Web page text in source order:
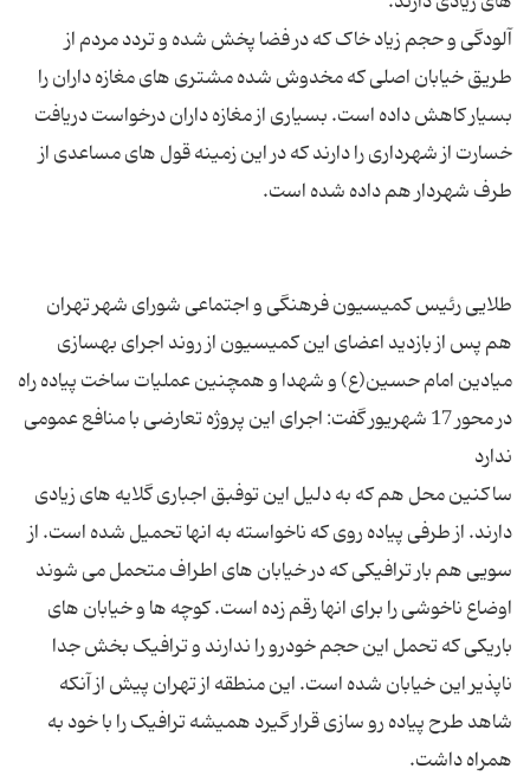
آلودگی و حجم زیاد خاک که در فضا پخش شده و تردد مردم از
طریق خیابان اصلی که مخدوش شده مشتری های مغازه داران را
بسیار کاهش داده است. بسیاری از مغازه داران درخواست دریافت
خسارت از شهرداری را دارند که در این زمینه قول های مساعدی از
طلایی رئیس کمیسیون فرهنگی و اجتماعی شورای شهر تهران
هم پس از بازدید اعضای این کمیسیون از روند اجرای بهسازی
میادین امام حسین(ع) و شهدا و همچنین عملیات ساخت پیاده راه
در محور 17 شهریور گفت: اجرای این پروژه تعارضی با منافع عمومی
ساکنین محل هم که به دلیل این توفبق اجباری گلایه های زیادی
دارند. از طرفی پیاده روی که ناخواسته به انها تحمیل شده است. از
سویی هم بار ترافیکی که در خیابان های اطراف متحمل می شوند
اوضاع ناخوشی را برای انها رقم زده است. کوچه ها و خیابان های
باریکی که تحمل این حجم خودرو را ندارند و ترافیک بخش جدا
ناپذیر این خیابان شده است. این منطقه از تهران پیش از آنکه
شاهد طرح پیاده رو سازی قرار گیرد همیشه ترافیک را با خود به